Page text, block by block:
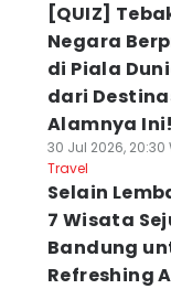
[QUIZ]
Negara
di Piala
dari
Alamnya Ini!
30 Jul 2026, 20:30
Travel
Selain
7 Wisata
Bandung
Refreshing